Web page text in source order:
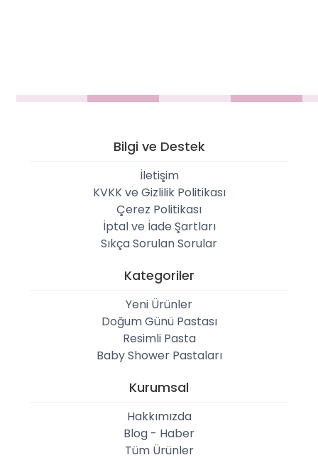
Bilgi ve Destek
İletişim
KVKK ve Gizlilik Politikası
Çerez Politikası
İptal ve İade Şartları
Sıkça Sorulan Sorular
Kategoriler
Yeni Ürünler
Doğum Günü Pastası
Resimli Pasta
Baby Shower Pastaları
Kurumsal
Hakkımızda
Blog - Haber
Tüm Ürünler